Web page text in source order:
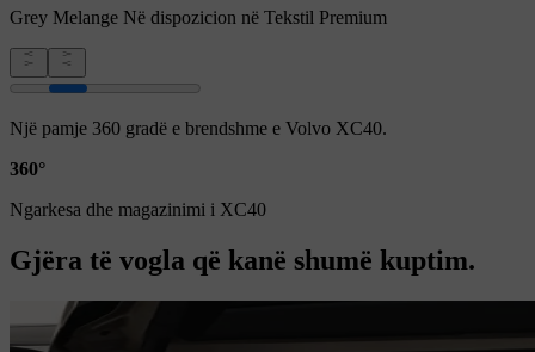
Grey Melange Në dispozicion në Tekstil Premium
Një pamje 360 gradë e brendshme e Volvo XC40.
360°
Ngarkesa dhe magazinimi i XC40
Gjëra të vogla që kanë shumë kuptim.